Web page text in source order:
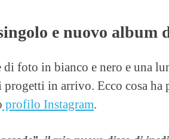
e nuovo album
foto in bianco e nero e una
in arrivo. Ecco cosa ha
profilo Instagram.